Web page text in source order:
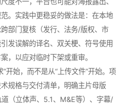
。实践中更稳妥的做法是：在本地
部门复核（发行、法务/版权、市
发误解的译名、双关梗、符号使用
，以应对临时下架或重审。
开始，而不是从“上传文件”开始。项
规格与交付清单，明确主片母版
（立体声、5.1、M&E等）、字幕/